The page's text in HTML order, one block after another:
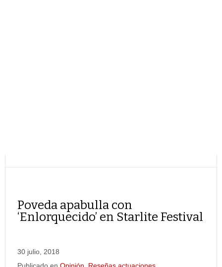
Poveda apabulla con
‘Enlorquecido’ en Starlite Festival
30 julio, 2018